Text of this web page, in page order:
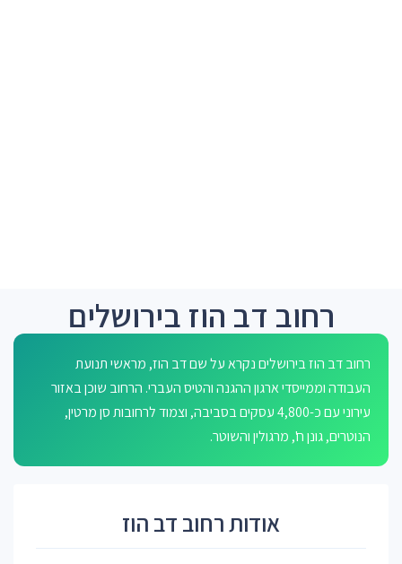
רחוב דב הוז בירושלים
רחוב דב הוז בירושלים נקרא על שם דב הוז, מראשי תנועת
העבודה וממייסדי ארגון ההגנה והטיס העברי. הרחוב שוכן באזור
עירוני עם כ-4,800 עסקים בסביבה, וצמוד לרחובות סן מרטין,
הנוטרים, גונן ח', מרגולין והשוטר.
אודות רחוב דב הוז